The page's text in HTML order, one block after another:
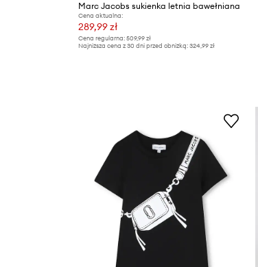
Marc Jacobs sukienka letnia bawełniana
Cena aktualna:
289,99 zł
Cena regularna: 509,99 zł
Najniższa cena z 30 dni przed obniżką: 324,99 zł